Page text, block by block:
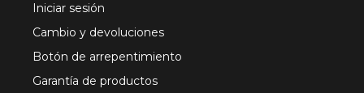
Iniciar sesión
Cambio y devoluciones
Botón de arrepentimiento
Garantía de productos